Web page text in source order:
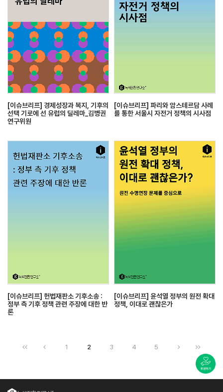
[이슈브리프] 경제성장과 복지, 기후의
선택 기로에 선 유럽의 딜레마_김병권
연구위원
[이슈브리프] 파리와 암스테르담 사례
를 통한 서울시 자전거 정책의 시사점
[이슈브리프] 헌법재판소 기후소송 :
정부 측 기후 정책 관련 주장에 대한 반
론
[이슈브리프] 윤석열 정부의 원전 확대
정책, 이대로 괜찮은가
1 2 3 4 5